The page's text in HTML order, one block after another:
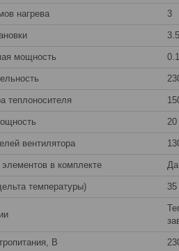
нагрева 3
мощность
теплоносителя
20
вентилятора
в комплекте Да
температуры)
В